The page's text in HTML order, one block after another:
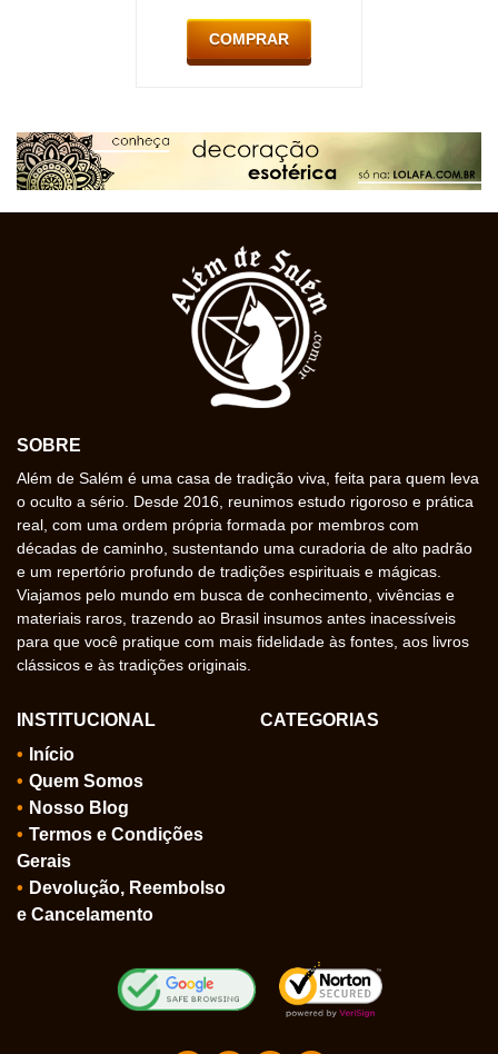
COMPRAR
SOBRE
Além de Salém é uma casa de tradição viva, feita para quem leva
o oculto a sério. Desde 2016, reunimos estudo rigoroso e prática
real, com uma ordem própria formada por membros com
décadas de caminho, sustentando uma curadoria de alto padrão
e um repertório profundo de tradições espirituais e mágicas.
Viajamos pelo mundo em busca de conhecimento, vivências e
materiais raros, trazendo ao Brasil insumos antes inacessíveis
para que você pratique com mais fidelidade às fontes, aos livros
clássicos e às tradições originais.
INSTITUCIONAL
Início
Quem Somos
Nosso Blog
Termos e Condições
Gerais
Devolução, Reembolso
e Cancelamento
CATEGORIAS